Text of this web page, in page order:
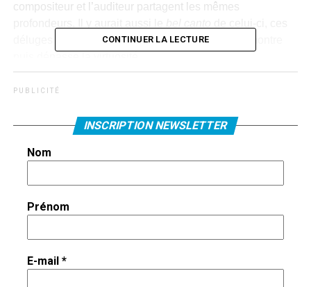
compositeur et l’auditeur partagent les mêmes
déluges de notes par lesquels une cantatrice démontre
Alain Braye-Wepp, présentateur des Concerts de Poche et
compositeur, qui tourne les pages
Plancade au piano, a fait admirablement face aux défis.
sourire et un regard attentif vers la soliste.
La surprise a été l’impact, entre les airs d’opéra, de trois
CONTINUER LA LECTURE
P U B L I C I T É
INSCRIPTION NEWSLETTER
Nom
Prénom
E-mail *